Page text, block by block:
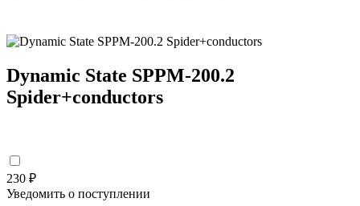
Dynamic State SPPM-200.2
Spider+conductors
230 ₽
Уведомить о поступлении